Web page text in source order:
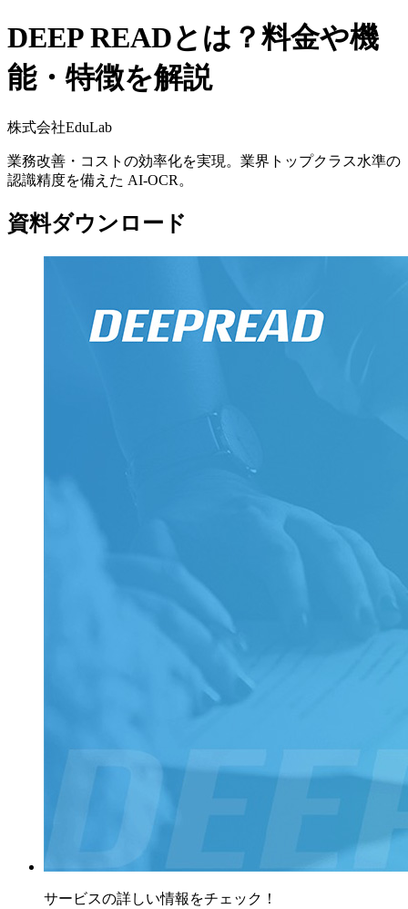
DEEP READとは？料金や機
能・特徴を解説
株式会社EduLab
業務改善・コストの効率化を実現。業界トップクラス水準の
認識精度を備えた AI-OCR。
資料ダウンロード
サービスの詳しい情報をチェック！